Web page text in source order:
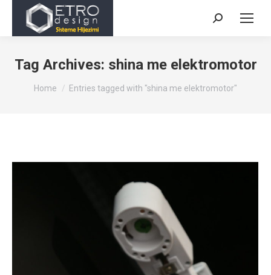
Search:
Tag Archives: shina me elektromotor
You are here:
Home Entries tagged with "shina me elektromotor"